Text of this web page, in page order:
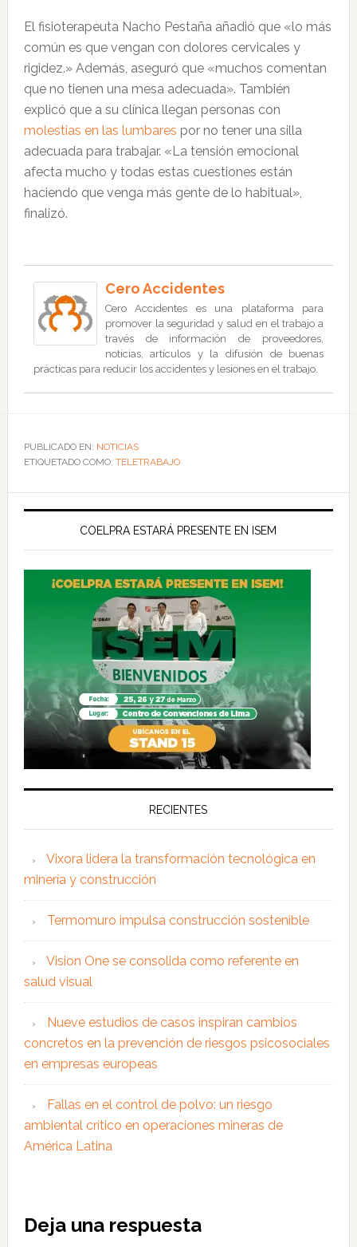
El fisioterapeuta Nacho Pestaña añadió que «lo más
común es que vengan con dolores cervicales y
rigidez.» Además, aseguró que «muchos comentan
que no tienen una mesa adecuada». También
explicó que a su clínica llegan personas con
molestias en las lumbares por no tener una silla
adecuada para trabajar. «La tensión emocional
afecta mucho y todas estas cuestiones están
haciendo que venga más gente de lo habitual»,
finalizó.
Cero Accidentes
Cero Accidentes es una plataforma para
promover la seguridad y salud en el trabajo a
través de información de proveedores,
noticias, artículos y la difusión de buenas
prácticas para reducir los accidentes y lesiones en el trabajo.
PUBLICADO EN: NOTICIAS
ETIQUETADO COMO: TELETRABAJO
COELPRA ESTARÁ PRESENTE EN ISEM
RECIENTES
Vixora lidera la transformación tecnológica en
minería y construcción
Termomuro impulsa construcción sostenible
Vision One se consolida como referente en
salud visual
Nueve estudios de casos inspiran cambios
concretos en la prevención de riesgos psicosociales
en empresas europeas
Fallas en el control de polvo: un riesgo
ambiental crítico en operaciones mineras de
América Latina
Interacciones
con
Deja una respuesta